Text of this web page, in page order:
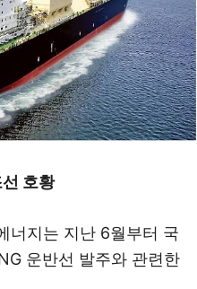
호황
너지는 지난 6월부터 국
운반선 발주와 관련한